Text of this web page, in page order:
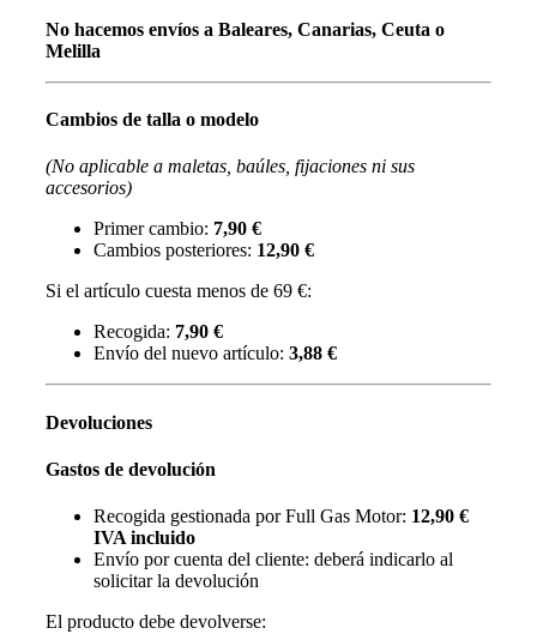
No hacemos envíos a Baleares, Canarias, Ceuta o
Melilla
Cambios de talla o modelo
(No aplicable a maletas, baúles, fijaciones ni sus
accesorios)
Primer cambio: 7,90 €
Cambios posteriores: 12,90 €
Si el artículo cuesta menos de 69 €:
Recogida: 7,90 €
Envío del nuevo artículo: 3,88 €
Devoluciones
Gastos de devolución
Recogida gestionada por Full Gas Motor: 12,90 €
IVA incluido
Envío por cuenta del cliente: deberá indicarlo al
solicitar la devolución
El producto debe devolverse: